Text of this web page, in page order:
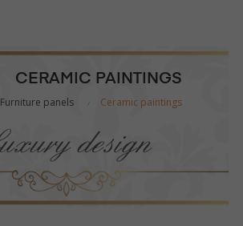
CERAMIC PAINTINGS
Furniture panels Ceramic paintings